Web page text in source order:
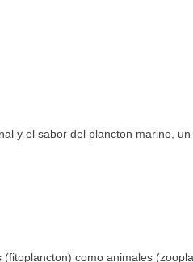
y el sabor del plancton marino,
como animales